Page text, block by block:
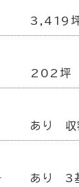
3,419
202坪
あり 収
あり 3